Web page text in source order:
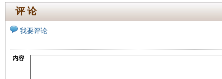
评 论
我要评论
内容